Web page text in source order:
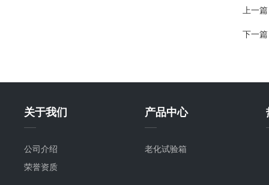
上一
下一
关于我们
公司介绍
荣誉资质
产品中心
老化试验箱